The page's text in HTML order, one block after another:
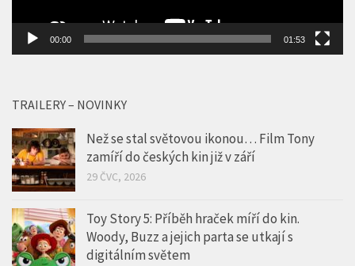
00:00 01:53
TRAILERY – NOVINKY
Než se stal světovou ikonou… Film Tony
zamíří do českých kin již v září
29 ČVC, 2026
Toy Story 5: Příběh hraček míří do kin.
Woody, Buzz a jejich parta se utkají s
digitálním světem